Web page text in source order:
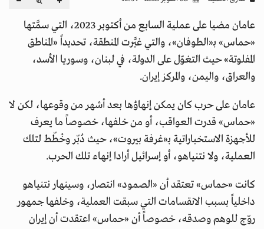
عامان مضيا على عملية السابع من أكتوبر 2023، التي سمَّتها
«حماس» بـ«الطوفان»، والتي غيَّرت المنطقة، تحديداً «المناطق
المفلوتة» حيث التغوّل على الدولة، في لبنان، وسوريا الأسد،
والعراق، واليمن، والمركز إيران.
عامان على حرب كان يمكن إنهاؤها بعد أشهر من وقوعها، لكن لا
«حماس» قدرت العواقب، أو من خلفها، خصوصاً ما يعرف
للأجهزة الاستخباراتية بـ«غرفة بيروت»، حيث دُبّر وخُطّط لتلك
العملية، ولا نتنياهو، أو إسرائيل أرادا إنهاء تلك الحرب.
كانت «حماس» تعتقد أن «الصمود» انتصار، وسينهار نتنياهو
داخلياً بسبب الانقسامات التي سبقت العملية، وخلفها جمهور
روّج للوهم وصدقه، خصوصاً أن «حماس» اعتقدت أن إيران